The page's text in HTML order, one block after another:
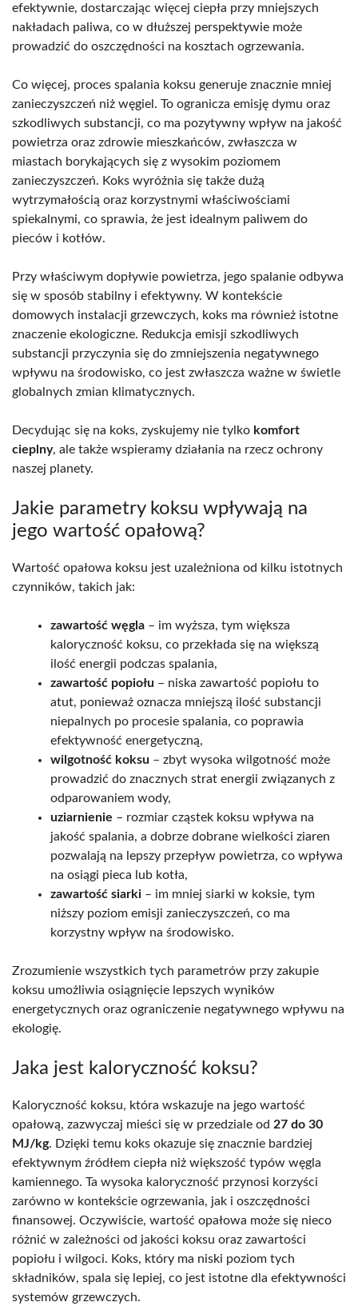
efektywnie, dostarczając więcej ciepła przy mniejszych
nakładach paliwa, co w dłuższej perspektywie może
prowadzić do oszczędności na kosztach ogrzewania.
Co więcej, proces spalania koksu generuje znacznie mniej
zanieczyszczeń niż węgiel. To ogranicza emisję dymu oraz
szkodliwych substancji, co ma pozytywny wpływ na jakość
powietrza oraz zdrowie mieszkańców, zwłaszcza w
miastach borykających się z wysokim poziomem
zanieczyszczeń. Koks wyróżnia się także dużą
wytrzymałością oraz korzystnymi właściwościami
spiekalnymi, co sprawia, że jest idealnym paliwem do
pieców i kotłów.
Przy właściwym dopływie powietrza, jego spalanie odbywa
się w sposób stabilny i efektywny. W kontekście
domowych instalacji grzewczych, koks ma również istotne
znaczenie ekologiczne. Redukcja emisji szkodliwych
substancji przyczynia się do zmniejszenia negatywnego
wpływu na środowisko, co jest zwłaszcza ważne w świetle
globalnych zmian klimatycznych.
Decydując się na koks, zyskujemy nie tylko komfort
cieplny, ale także wspieramy działania na rzecz ochrony
naszej planety.
Jakie parametry koksu wpływają na
jego wartość opałową?
Wartość opałowa koksu jest uzależniona od kilku istotnych
czynników, takich jak:
zawartość węgla – im wyższa, tym większa
kaloryczność koksu, co przekłada się na większą
ilość energii podczas spalania,
zawartość popiołu – niska zawartość popiołu to
atut, ponieważ oznacza mniejszą ilość substancji
niepalnych po procesie spalania, co poprawia
efektywność energetyczną,
wilgotność koksu – zbyt wysoka wilgotność może
prowadzić do znacznych strat energii związanych z
odparowaniem wody,
uziarnienie – rozmiar cząstek koksu wpływa na
jakość spalania, a dobrze dobrane wielkości ziaren
pozwalają na lepszy przepływ powietrza, co wpływa
na osiągi pieca lub kotła,
zawartość siarki – im mniej siarki w koksie, tym
niższy poziom emisji zanieczyszczeń, co ma
korzystny wpływ na środowisko.
Zrozumienie wszystkich tych parametrów przy zakupie
koksu umożliwia osiągnięcie lepszych wyników
energetycznych oraz ograniczenie negatywnego wpływu na
ekologię.
Jaka jest kaloryczność koksu?
Kaloryczność koksu, która wskazuje na jego wartość
opałową, zazwyczaj mieści się w przedziale od 27 do 30
MJ/kg. Dzięki temu koks okazuje się znacznie bardziej
efektywnym źródłem ciepła niż większość typów węgla
kamiennego. Ta wysoka kaloryczność przynosi korzyści
zarówno w kontekście ogrzewania, jak i oszczędności
finansowej. Oczywiście, wartość opałowa może się nieco
różnić w zależności od jakości koksu oraz zawartości
popiołu i wilgoci. Koks, który ma niski poziom tych
składników, spala się lepiej, co jest istotne dla efektywności
systemów grzewczych.